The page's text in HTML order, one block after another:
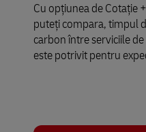
Cu opțiunea de Cotație
puteți compara, timpul
carbon între serviciile
este potrivit pentru